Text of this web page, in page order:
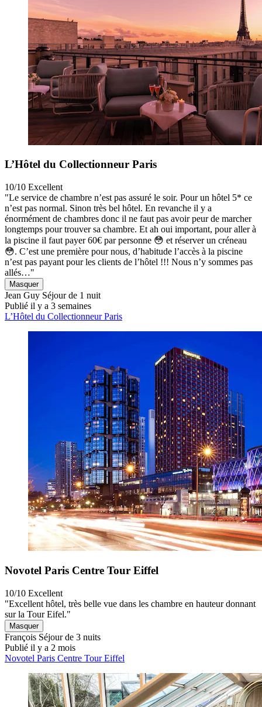
L’Hôtel du Collectionneur Paris
10/10 Excellent
"Le service de chambre n’est pas assuré le soir. Pour un hôtel 5* ce
n’est pas normal. Sinon très bel hôtel. En revanche il y a
énormément de chambres donc il ne faut pas avoir peur de marcher
longtemps pour trouver sa chambre. Et ah oui important, pour aller à
la piscine il faut payer 60€ par personne 😳 et réserver un créneau
😳. C’est une première pour nous, d’habitude l’accès à la piscine
n’est pas payant pour les clients de l’hôtel !!! Nous n’y sommes pas
allés…"
Masquer
Jean Guy Séjour de 1 nuit
Publié il y a 3 semaines
L’Hôtel du Collectionneur Paris
Novotel Paris Centre Tour Eiffel
10/10 Excellent
"Excellent hôtel, très belle vue dans les chambre en hauteur donnant
sur la Tour Eifel."
Masquer
François Séjour de 3 nuits
Publié il y a 2 mois
Novotel Paris Centre Tour Eiffel